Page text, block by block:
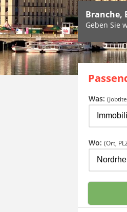
Branche,
Geben Sie
Was:
Wo: (Ort,